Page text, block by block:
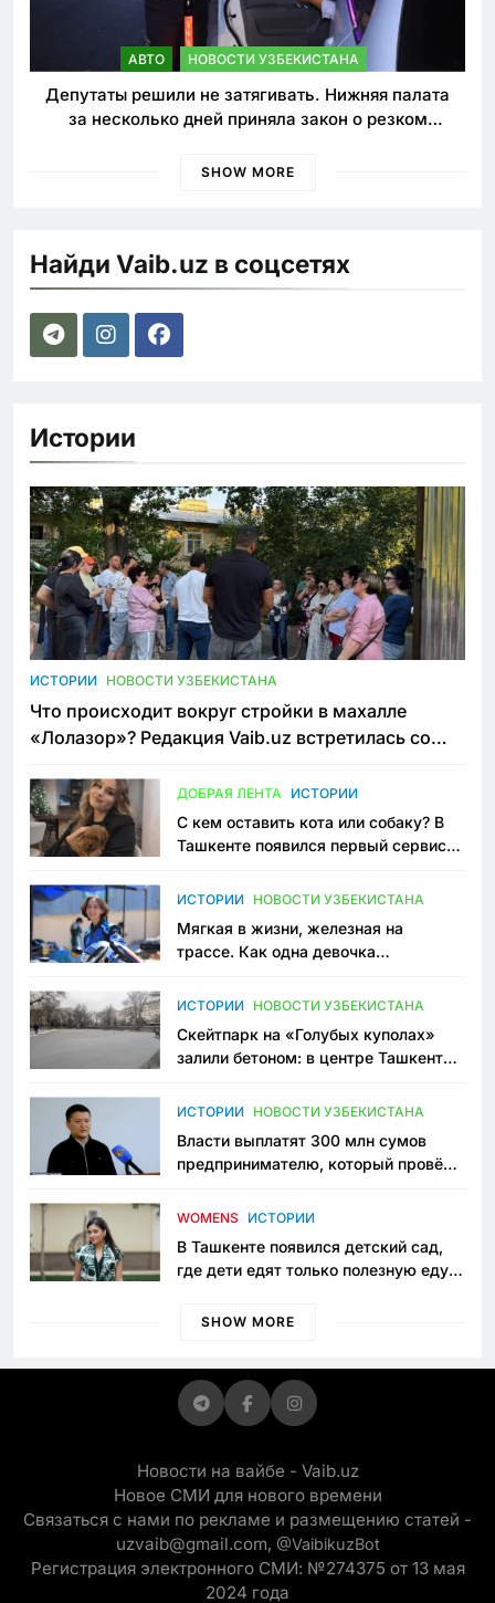
АВТО НОВОСТИ УЗБЕКИСТАНА
Депутаты решили не затягивать. Нижняя палата
за несколько дней приняла закон о резком
SHOW MORE
Найди Vaib.uz в соцсетях
Истории
ИСТОРИИ НОВОСТИ УЗБЕКИСТАНА
Что происходит вокруг стройки в махалле
«Лолазор»? Редакция Vaib.uz встретилась со
ДОБРАЯ ЛЕНТА ИСТОРИИ
С кем оставить кота или собаку? В
Ташкенте появился первый сервис
ИСТОРИИ НОВОСТИ УЗБЕКИСТАНА
Мягкая в жизни, железная на
трассе. Как одна девочка
Узбекистане
ИСТОРИИ НОВОСТИ УЗБЕКИСТАНА
Скейтпарк на «Голубых куполах»
залили бетоном: в центре Ташкента
пространство
ИСТОРИИ НОВОСТИ УЗБЕКИСТАНА
Власти выплатят 300 млн сумов
предпринимателю, который провёл
приговору
WOMENS ИСТОРИИ
В Ташкенте появился детский сад,
где дети едят только полезную еду.
просить «кашу без сахара»
SHOW MORE
Новости на вайбе - Vaib.uz
Новое СМИ для нового времени
Связаться с нами по рекламе и размещению статей -
uzvaib@gmail.com, @VaibikuzBot
Регистрация электронного СМИ: №274375 от 13 мая
2024 года